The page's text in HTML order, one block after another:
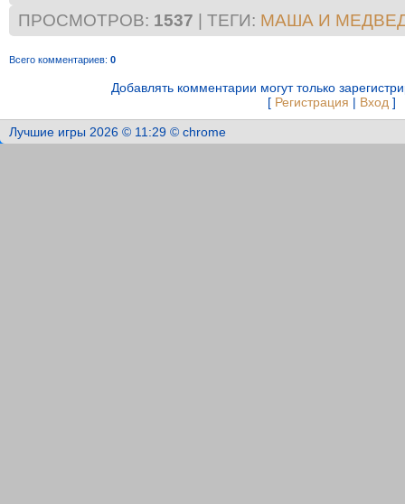
ПРОСМОТРОВ: 1537 ТЕГИ: МАША И
Всего комментариев: 0
Добавлять комментарии могут только
[ Регистрация | Вход ]
Лучшие игры 2026 © 11:29 © chrome